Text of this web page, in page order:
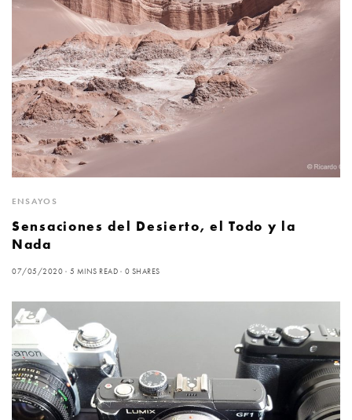
ENSAYOS
Sensaciones del Desierto, el Todo y la
Nada
07/05/2020 5 MINS READ 0 SHARES